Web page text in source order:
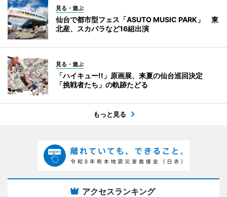
見る・遊ぶ
仙台で都市型フェス「ASUTO MUSIC PARK」 東
北産、スカパラなど16組出演
見る・遊ぶ
「ハイキュー!!」原画展、来夏の仙台巡回決定
「挑戦者たち」の軌跡たどる
もっと見る
アクセスランキング